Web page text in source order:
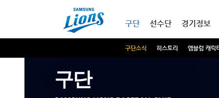
구단
구단소식 히스토리 엠블럼 캐릭
선수단 경기정보
구단